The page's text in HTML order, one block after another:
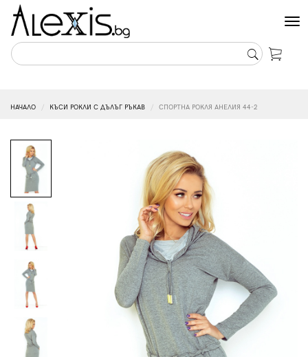
НАЧАЛО КЪСИ РОКЛИ С ДЪЛЪГ РЪКАВ СПОРТНА РОКЛЯ АНЕЛИЯ 44-2